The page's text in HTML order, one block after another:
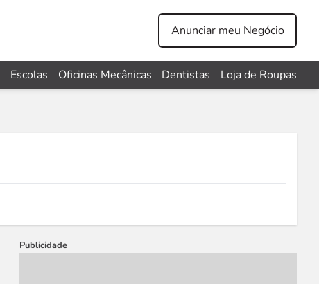
Anunciar meu Negócio
Escolas Oficinas Mecânicas Dentistas Loja de Roupas
Publicidade